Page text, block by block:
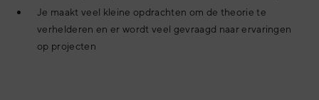
Je maakt veel kleine opdrachten om de theorie te
verhelderen en er wordt veel gevraagd naar ervaringen
op projecten